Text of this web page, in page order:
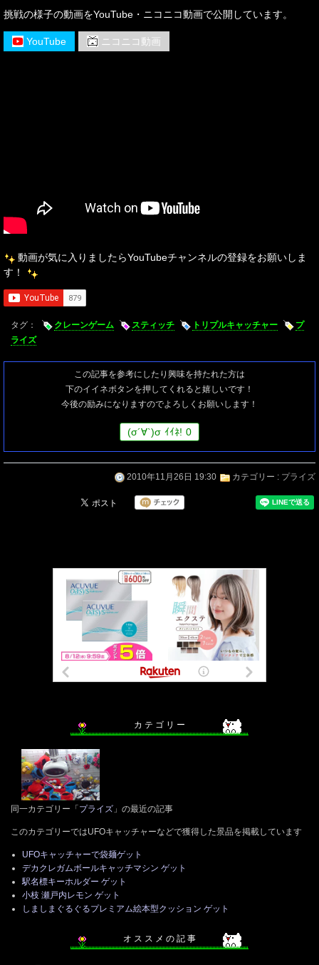
挑戦の様子の動画をYouTube・ニコニコ動画で公開しています。
YouTube ニコニコ動画
動画が気に入りましたらYouTubeチャンネルの登録をお願いしま
す！
タグ： クレーンゲーム スティッチ トリプルキャッチャー
プ
ライズ
この記事を参考にしたり興味を持たれた方は
下のイイネボタンを押してくれると嬉しいです！
今後の励みになりますのでよろしくお願いします！
(σ´∀`)σ ｲｲﾈ! 0
2010年11月26日 19:30 カテゴリー : プライズ
カ テ ゴ リ ー
同一カテゴリー「 プライズ 」の最近の記事
このカテゴリーではUFOキャッチャーなどで獲得した景品を掲載しています
UFOキャッチャーで袋麺ゲット
デカクレガムボールキャッチマシン ゲット
駅名標キーホルダー ゲット
小枝 瀬戸内レモン ゲット
しましまぐるぐるプレミアム絵本型クッション ゲット
オ ス ス メ の 記 事